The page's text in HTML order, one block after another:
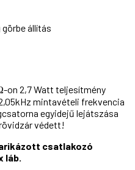
állítás
on 2,7 Watt teljesítmény
mintavételi frekvencia
egyidejű lejátszása
védett!
csatlakozó
láb.